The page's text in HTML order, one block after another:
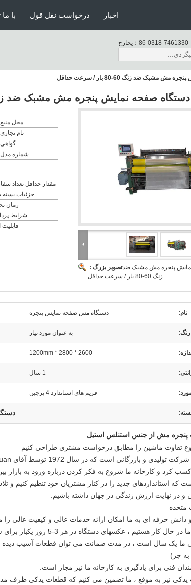
با درخواست نقل قول اخبار
حراجی： 86-0318-7461330
مشبک ضد زنگ 60-80 بار / سرعت حداقل
دستگاه صفحه نمایش پنجره مش مشبک ضد زنگ 60-80 بار / سرعت
تصویر بزرگ :پنجره مش مشبک ضد
زنگ 60-80 بار / سرعت حداقل
محل
نام
شماره
مقدار حداقل تعداد
جزئیات بسته
زمان
شرایط
قابلیت
نام: دستگاه مش صفحه نمایش پنجره
رنگ: به عنوان مورد نیاز
2600 * 2800 * 1200mm
1 سال
فریم های استاندارد 4 پرچین
پنجره مش از جنس استنلس استیل
تفاوت ماشین را مطابق درخواست مشتری طراحی کنیم
کرد و کارخانه ما شروع به فکر کردن درباره ورود به بازار
که استانداردهای جدید را در کنار مشتریان خود تنظیم کنیم و
و در نهایت ارزش زندگی در جهان داشته باشیم.
متحده
ما یک سال است ، در مدت ضمانت می توان قطعات آسیب دیده
جز)